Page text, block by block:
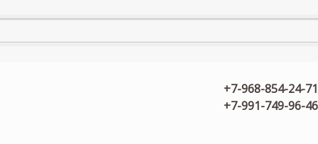
+7-968-854-24-71
+7-991-749-96-46